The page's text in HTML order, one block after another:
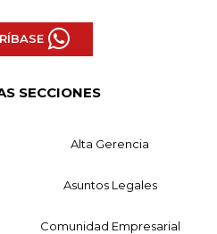
SECCIONES
Alta Gerencia
Asuntos Legales
Comunidad Empresarial